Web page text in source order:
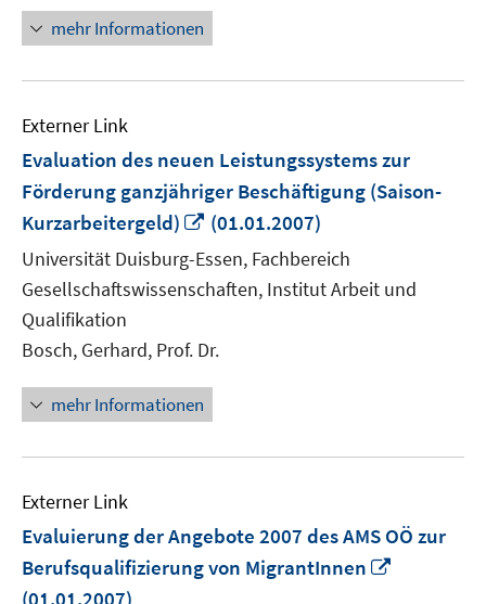
mehr Informationen
Externer Link
Evaluation des neuen Leistungssystems zur
Förderung ganzjähriger Beschäftigung (Saison-
Kurzarbeitergeld)
In
Fenster
öffnen
(01.01.2007)
Universität Duisburg-Essen, Fachbereich
Gesellschaftswissenschaften, Institut Arbeit und
Qualifikation
Bosch, Gerhard, Prof. Dr.
mehr Informationen
Externer Link
Evaluierung der Angebote 2007 des AMS OÖ zur
Berufsqualifizierung von MigrantInnen
(01.01.2007)